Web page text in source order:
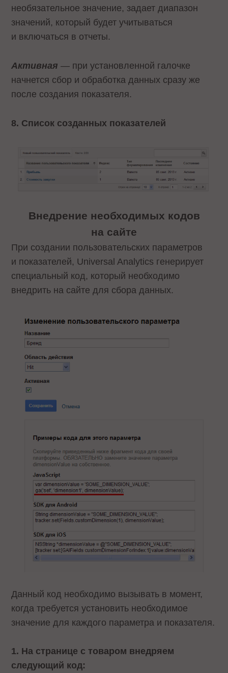
необязательное значение, задает диапазон
значений, который будет учитываться
и включаться в отчеты.
Активная — при установленной галочке
начнется сбор и обработка данных сразу же
после создания показателя.
8. Список созданных показателей
Внедрение необходимых кодов
на сайте
При создании пользовательских параметров
и показателей, Universal Analytics генерирует
специальный код, который необходимо
внедрить на сайте для сбора данных.
Данный код необходимо вызывать в момент,
когда требуется установить необходимое
значение для каждого параметра и показателя.
1. На странице с товаром внедряем
следующий код: